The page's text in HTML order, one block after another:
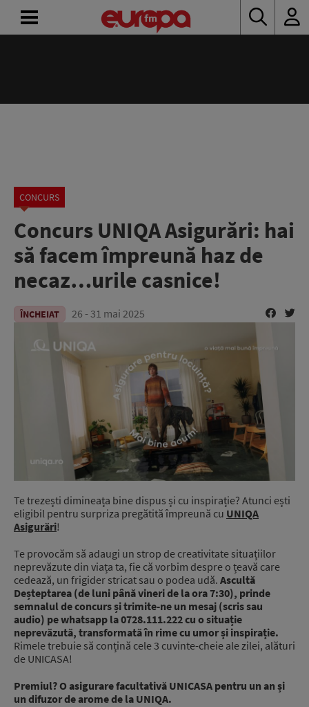
CONCURS
Concurs UNIQA Asigurări: hai
să facem împreună haz de
necaz…urile casnice!
ÎNCHEIAT 26 - 31 mai 2025
Te trezești dimineața bine dispus și cu inspirație? Atunci ești
eligibil pentru surpriza pregătită împreună cu UNIQA
Asigurări!
Te provocăm să adaugi un strop de creativitate situațiilor
neprevăzute din viața ta, fie că vorbim despre o țeavă care
cedează, un frigider stricat sau o podea udă. Ascultă
Deșteptarea (de luni până vineri de la ora 7:30), prinde
semnalul de concurs și trimite-ne un mesaj (scris sau
audio) pe whatsapp la 0728.111.222 cu o situație
neprevăzută, transformată în rime cu umor și inspirație.
Rimele trebuie să conțină cele 3 cuvinte-cheie ale zilei, alături
de UNICASA!
Premiul? O asigurare facultativă UNICASA pentru un an și
un difuzor de arome de la UNIQA.
PODCAST
ASCULTĂ
LIVE